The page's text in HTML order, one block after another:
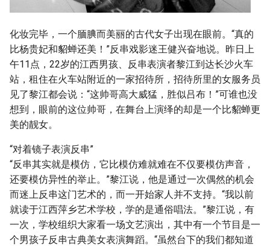
化妆完毕，一个腼腆而美丽的古代女子出现在眼前。“真的
比杨贵妃和貂蝉还美！”反串戏影迷王健兴奋地说。昨日上
午11点，22岁的江西男孩、反串表演者黎江到达长沙火车
站，租住在火车站附近的一家招待所，招待所里的女服务员
见了黎江都会说：“这帅哥高大威猛，胜似吕布！”可谁也没
想到，眼前的这位帅哥，在舞台上演绎的却是一个比貂蝉更
美的靓女。
“对着镜子表演反串”
“反串其实就是模仿，它比模仿难就难在不仅要模仿声音，
还要模仿异性的举止。”黎江说，他是通过一次偶然的机会
而迷上反串这门艺术的，而一开始家人并不支持。“我以前
就读于江西萍乡艺术学校，学的是通俗唱法。”黎江说，有
一次，学校组织大家看一场文艺演出，其中有一个节目是一
个男孩子反串古典美女表演舞蹈。“虽然台下的我们都知道